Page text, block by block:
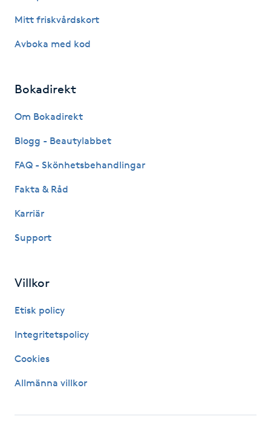
Klangmassage
Klippning
Koppningsmassage
Kostrådgivning
Kroppsinpackning
Käkledsbehandling
Kärlbehandling
Mitt friskvårdskort
Avboka med kod
Bokadirekt
Om Bokadirekt
Blogg - Beautylabbet
FAQ - Skönhetsbehandlingar
Fakta & Råd
Karriär
Support
Villkor
Etisk policy
Integritetspolicy
Cookies
Allmänna villkor